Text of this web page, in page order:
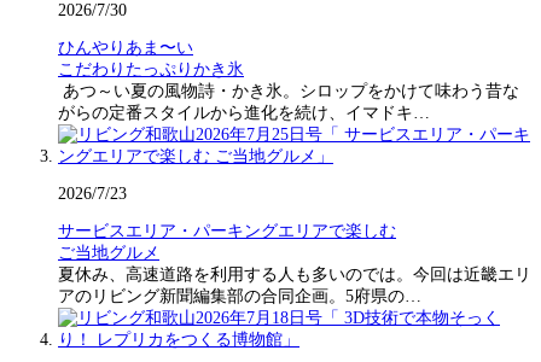
2026/7/30
ひんやりあま〜い
こだわりたっぷりかき氷
あつ～い夏の風物詩・かき氷。シロップをかけて味わう昔な
がらの定番スタイルから進化を続け、イマドキ…
2026/7/23
サービスエリア・パーキングエリアで楽しむ
ご当地グルメ
夏休み、高速道路を利用する人も多いのでは。今回は近畿エリ
アのリビング新聞編集部の合同企画。5府県の…